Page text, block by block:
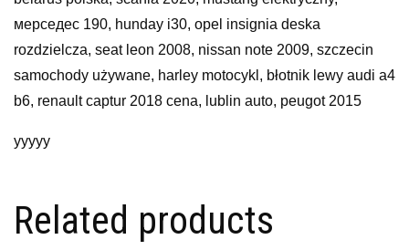
мерседес 190, hunday i30, opel insignia deska
rozdzielcza, seat leon 2008, nissan note 2009, szczecin
samochody używane, harley motocykl, błotnik lewy audi a4
b6, renault captur 2018 cena, lublin auto, peugot 2015
yyyyy
Related products